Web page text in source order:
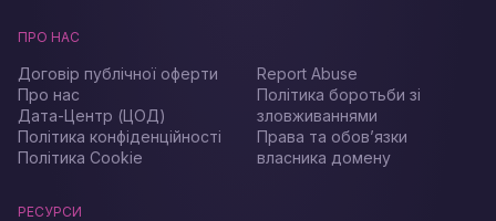
ПРО НАС
Договір публічної оферти
Про нас
Дата-Центр (ЦОД)
Політика конфіденційності
Політика Cookie
Report Abuse
Політика боротьби зі
зловживаннями
Права та обов’язки
власника домену
РЕСУРСИ